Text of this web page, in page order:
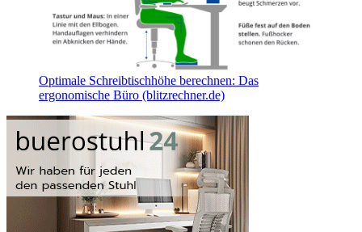
Optimale Schreibtischhöhe berechnen: Das
ergonomische Büro (blitzrechner.de)